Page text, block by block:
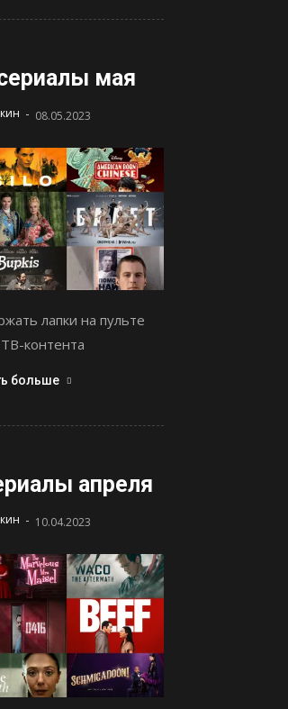
мая
- 08.05.2023
лапки на пульте
контента
больше
апреля
- 10.04.2023